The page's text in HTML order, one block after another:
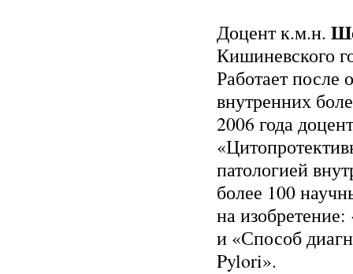
Доцент к.м.н.
Кишиневского
Работает после
внутренних
2006 года
патологией
более 100
на
и «Способ
Pylori».